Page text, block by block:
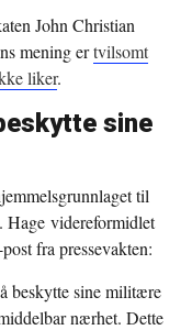
John Christian
mening ertvilsomt
liker.
sine
til
Hage videreformidlet
fra pressevakten:
beskytte sine militære
nærhet. Dette